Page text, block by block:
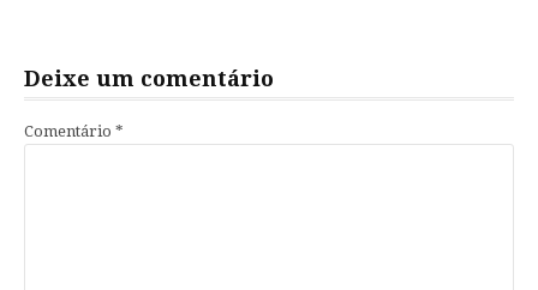
Deixe um comentário
Comentário *